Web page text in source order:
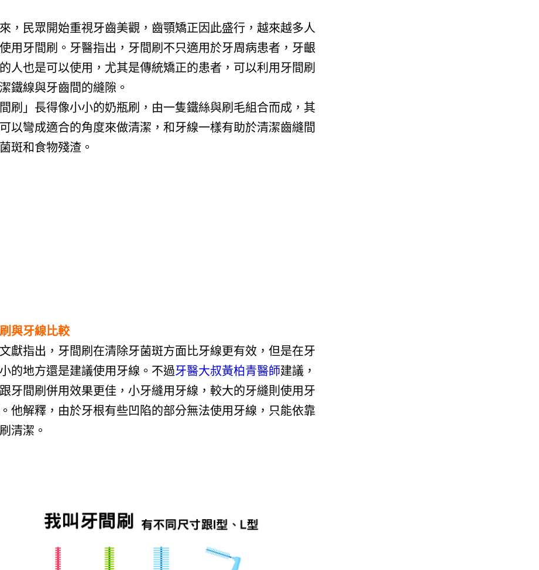
，民眾開始重視牙齒美觀，齒顎矯正因此盛行，越來越多人
用牙間刷。牙醫指出，牙間刷不只適用於牙周病患者，牙齦
人也是可以使用，尤其是傳統矯正的患者，可以利用牙間刷
鐵線與牙齒間的縫隙。
間刷」長得像小小的奶瓶刷，由一隻鐵絲與刷毛組合而成，其
以彎成適合的角度來做清潔，和牙線一樣有助於清潔齒縫間
斑和食物殘渣。
與牙線比較
獻指出，牙間刷在清除牙菌斑方面比牙線更有效，但是在牙
的地方還是建議使用牙線。不過牙醫大叔黃柏青醫師建議，
牙間刷併用效果更佳，小牙縫用牙線，較大的牙縫則使用牙
他解釋，由於牙根有些凹陷的部分無法使用牙線，只能依靠
清潔。